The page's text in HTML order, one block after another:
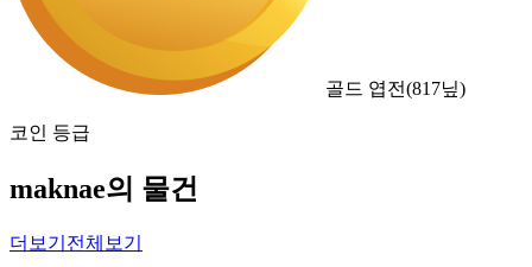
골드 엽전(817닢)
코인 등급
maknae의 물건
더보기 전체보기